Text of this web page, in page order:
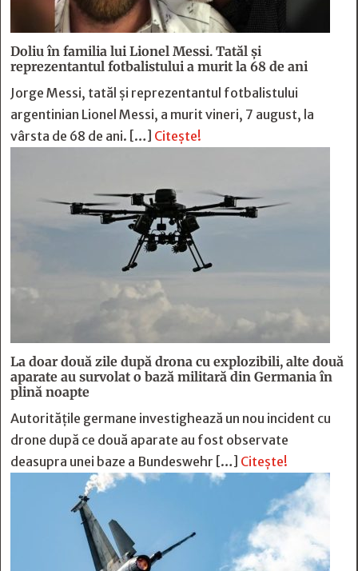
Doliu în familia lui Lionel Messi. Tatăl și
reprezentantul fotbalistului a murit la 68 de ani
Jorge Messi, tatăl și reprezentantul fotbalistului
argentinian Lionel Messi, a murit vineri, 7 august, la
vârsta de 68 de ani. […] Citește!
La doar două zile după drona cu explozibili, alte două
aparate au survolat o bază militară din Germania în
plină noapte
Autoritățile germane investighează un nou incident cu
drone după ce două aparate au fost observate
deasupra unei baze a Bundeswehr […] Citește!